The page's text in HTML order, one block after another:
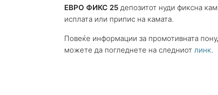
ЕВРО ФИКС 25 депозитот нуди фиксна
исплата или припис на камата.
Повеќе информации за промотивната
можете да погледнете на следниот линк.